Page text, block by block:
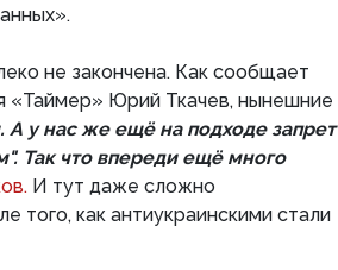
не закончена. Как сообщает
«Таймер» Юрий Ткачев, нынешние
А у нас же ещё на подходе запрет
Так что впереди ещё много
И тут даже сложно
того, как антиукраинскими стали